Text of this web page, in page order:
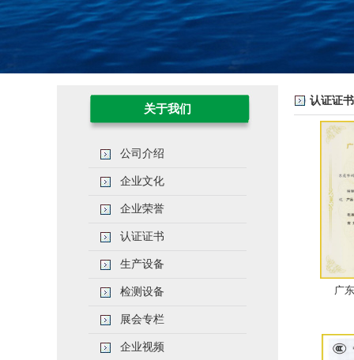
认证证书
广
关于我们
公司介绍
企业文化
企业荣誉
认证证书
生产设备
检测设备
展会专栏
企业视频